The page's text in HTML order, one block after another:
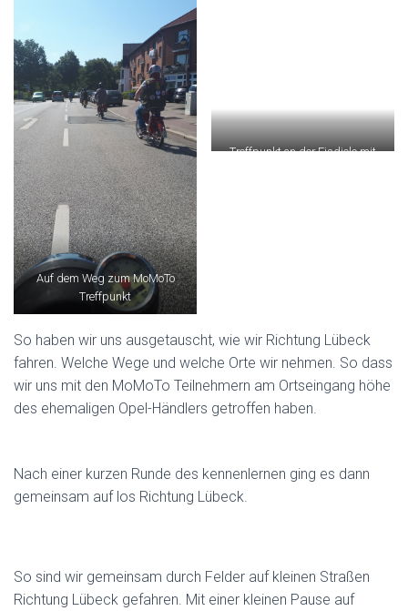
Auf dem Weg zum MoMoTo
Treffpunkt
Treffpunkt an der Eisdiele mit
So haben wir uns ausgetauscht, wie wir Richtung Lübeck
fahren. Welche Wege und welche Orte wir nehmen. So dass
wir uns mit den MoMoTo Teilnehmern am Ortseingang höhe
des ehemaligen Opel-Händlers getroffen haben.
Nach einer kurzen Runde des kennenlernen ging es dann
gemeinsam auf los Richtung Lübeck.
So sind wir gemeinsam durch Felder auf kleinen Straßen
Richtung Lübeck gefahren. Mit einer kleinen Pause auf